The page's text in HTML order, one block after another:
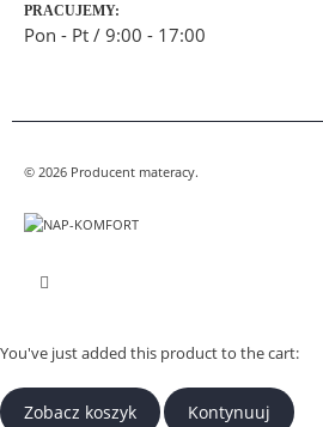
PRACUJEMY:
Pon - Pt / 9:00 - 17:00
© 2026 Producent materacy.
You've just added this product to the cart:
Zobacz koszyk Kontynuuj